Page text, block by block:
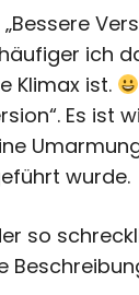
ich
Klimax ist.
Es ist
wurde.
so